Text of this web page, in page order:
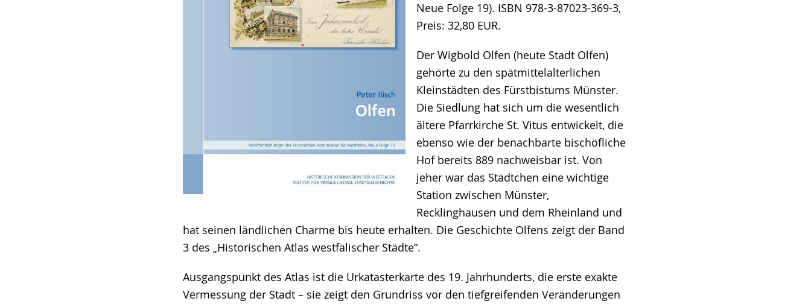
Neue Folge 19). ISBN 978-3-87023-369-3,
Preis: 32,80 EUR.
Der Wigbold Olfen (heute Stadt Olfen)
gehörte zu den spätmittelalterlichen
Kleinstädten des Fürstbistums Münster.
Die Siedlung hat sich um die wesentlich
ältere Pfarrkirche St. Vitus entwickelt, die
ebenso wie der benachbarte bischöfliche
Hof bereits 889 nachweisbar ist. Von
jeher war das Städtchen eine wichtige
Station zwischen Münster,
Recklinghausen und dem Rheinland und
hat seinen ländlichen Charme bis heute erhalten. Die Geschichte Olfens zeigt der Band
3 des „Historischen Atlas westfälischer Städte“.
Ausgangspunkt des Atlas ist die Urkatasterkarte des 19. Jahrhunderts, die erste exakte
Vermessung der Stadt – sie zeigt den Grundriss vor den tiefgreifenden Veränderungen